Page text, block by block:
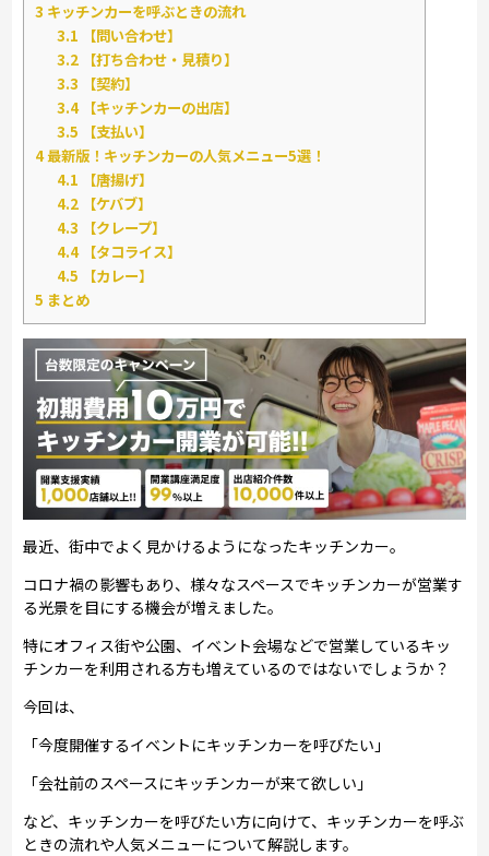
3 キッチンカーを呼ぶときの流れ
3.1 【問い合わせ】
3.2 【打ち合わせ・見積り】
3.3 【契約】
3.4【キッチンカーの出店】
3.5 【支払い】
4最新版！キッチンカーの人気メニュー5選！
4.1 【唐揚げ】
4.2 【ケバブ】
4.3 【クレープ】
4.4【タコライス】
4.5 【カレー】
5 まとめ
最近、街中でよく見かけるようになったキッチンカー。
コロナ禍の影響もあり、様々なスペースでキッチンカーが営業す
る光景を目にする機会が増えました。
特にオフィス街や公園、イベント会場などで営業しているキッ
チンカーを利用される方も増えているのではないでしょうか？
今回は、
「今度開催するイベントにキッチンカーを呼びたい」
「会社前のスペースにキッチンカーが来て欲しい」
など、キッチンカーを呼びたい方に向けて、キッチンカーを呼ぶ
ときの流れや人気メニューについて解説します。